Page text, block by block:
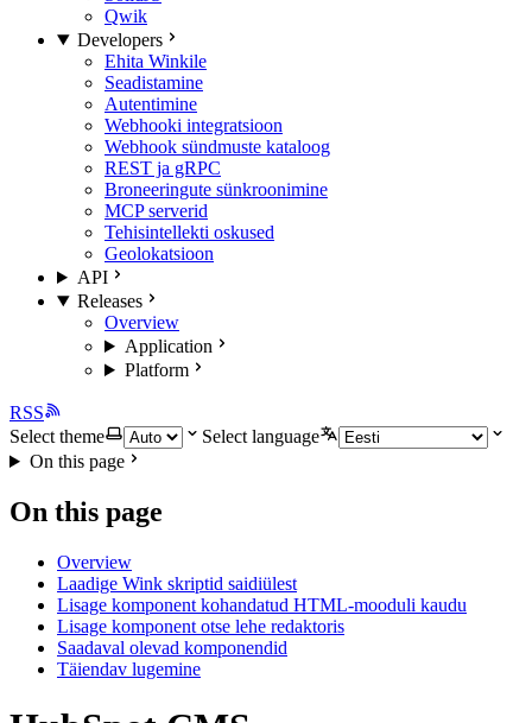
Qwik
Developers
Ehita Winkile
Seadistamine
Autentimine
Webhooki integratsioon
Webhook sündmuste kataloog
REST ja gRPC
Broneeringute sünkroonimine
MCP serverid
Tehisintellekti oskused
Geolokatsioon
API
Releases
Overview
Application
Platform
RSS
Select theme
Select language
On this page
On this page
Overview
Laadige Wink skriptid saidiülest
Lisage komponent kohandatud HTML-mooduli kaudu
Lisage komponent otse lehe redaktoris
Saadaval olevad komponendid
Täiendav lugemine